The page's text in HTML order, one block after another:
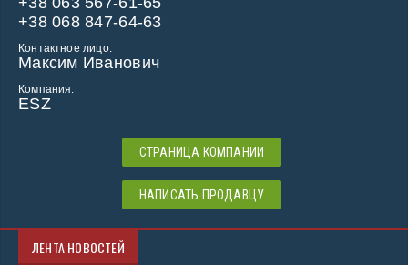
+38 068 847-64-63
Контактное лицо:
Максим Иванович
Компания:
ESZ
СТРАНИЦА КОМПАНИИ
НАПИСАТЬ ПРОДАВЦУ
ЛЕНТА НОВОСТЕЙ